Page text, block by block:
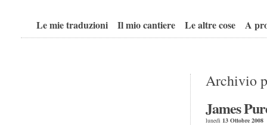
Le mie traduzioni Il mio cantiere Le altre cose A
Archivio
James
lunedì 13 Ottobre 2008